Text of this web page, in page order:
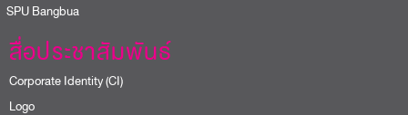
Bangbua
สื่อประชาสัมพันธ์
Corporate Identity (CI)
Logo